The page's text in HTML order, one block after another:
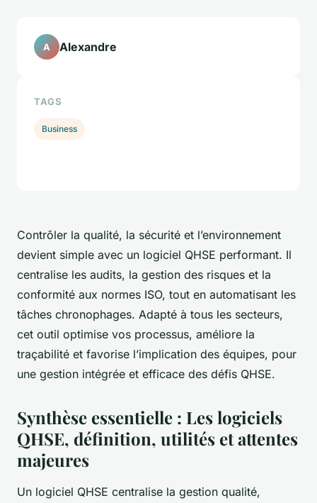
Contrôler la qualité, la sécurité et l’environnement
devient simple avec un logiciel QHSE performant. Il
centralise les audits, la gestion des risques et la
conformité aux normes ISO, tout en automatisant les
tâches chronophages. Adapté à tous les secteurs,
cet outil optimise vos processus, améliore la
traçabilité et favorise l’implication des équipes, pour
une gestion intégrée et efficace des défis QHSE.
Synthèse essentielle : Les logiciels
QHSE, définition, utilités et attentes
majeures
Un logiciel QHSE centralise la gestion qualité,
A Alexandre
TAGS
Business